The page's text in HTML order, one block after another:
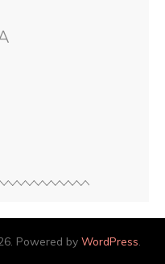
Powered by WordPress